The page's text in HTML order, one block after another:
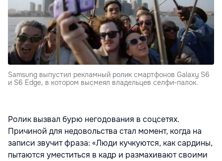
Samsung выпустил рекламный ролик смартфонов Galaxy S6
и S6 Edge, в котором высмеял владельцев селфи-палок.
Ролик вызвал бурю негодования в соцсетях.
Причиной для недовольства стал момент, когда на
записи звучит фраза: «Люди кучкуются, как сардины,
пытаются уместиться в кадр и размахивают своими